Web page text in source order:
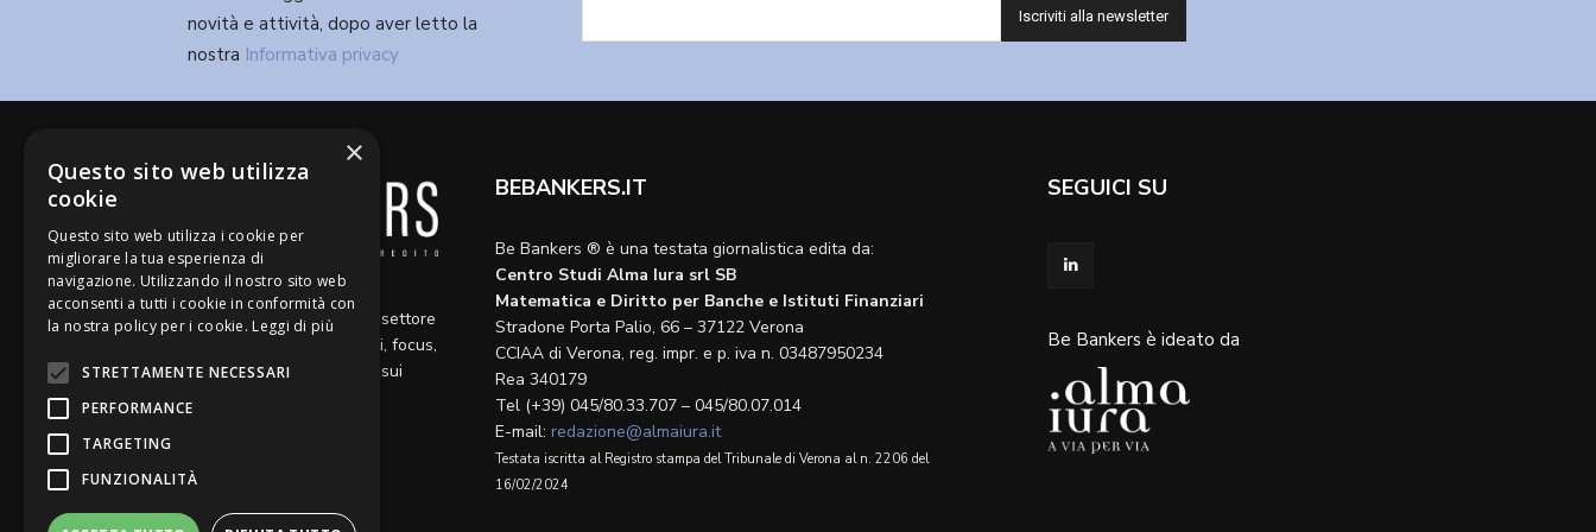
novità e attività, dopo aver letto la
nostra Informativa privacy
Diamo voce a riflessioni,
aggiornamenti e opinioni sul settore
del credito, ospitando articoli, focus,
approfondimenti e interviste sui
BEBANKERS.IT
Be Bankers ® è una testata giornalistica edita da:
Centro Studi Alma Iura srl SB
Matematica e Diritto per Banche e Istituti Finanziari
Stradone Porta Palio, 66 – 37122 Verona
CCIAA di Verona, reg. impr. e p. iva n. 03487950234
Rea 340179
Tel (+39) 045/80.33.707 – 045/80.07.014
E-mail: redazione@almaiura.it
Testata iscritta al Registro stampa del Tribunale di Verona al n. 2206 del
16/02/2024
SEGUICI SU
Be Bankers è ideato da
×
Questo sito web utilizza
cookie
Questo sito web utilizza i cookie per
migliorare la tua esperienza di
navigazione. Utilizzando il nostro sito web
acconsenti a tutti i cookie in conformità con
la nostra policy per i cookie. Leggi di più
STRETTAMENTE NECESSARI
PERFORMANCE
TARGETING
FUNZIONALITÀ